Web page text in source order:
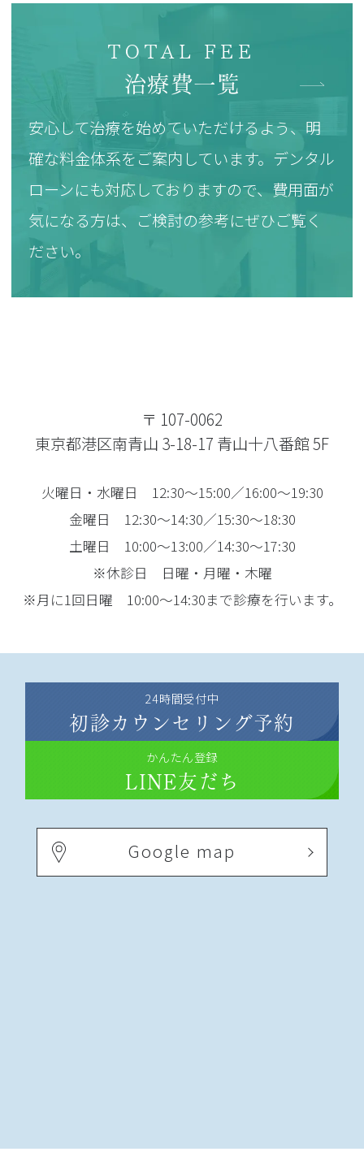
TOTAL FEE
治療費一覧
安心して治療を始めていただけるよう、明
確な料金体系をご案内しています。デンタル
ローンにも対応しておりますので、費用面が
気になる方は、ご検討の参考にぜひご覧く
ださい。
〒 107-0062
東京都港区南青山 3-18-17 青山十八番館 5F
火曜日・水曜日 12:30～15:00／16:00～19:30
金曜日 12:30～14:30／15:30～18:30
土曜日 10:00～13:00／14:30～17:30
※休診日 日曜・月曜・木曜
※月に1回日曜 10:00～14:30まで診療を行います。
24時間受付中
初診カウンセリング予約
かんたん登録
LINE友だち
Google map